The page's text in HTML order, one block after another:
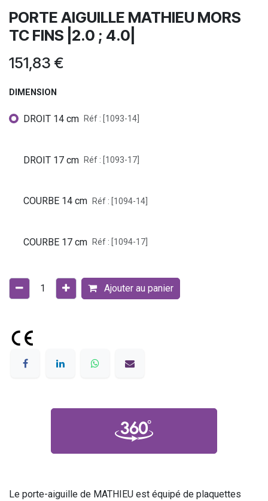
PORTE AIGUILLE MATHIEU MORS
TC FINS |2.0 ; 4.0|
151,83 €
DIMENSION
DROIT 14 cm Réf : [1093-14]
DROIT 17 cm Réf : [1093-17]
COURBE 14 cm Réf : [1094-14]
COURBE 17 cm Réf : [1094-17]
Ajouter au panier
Le porte-aiguille de MATHIEU est équipé de plaquettes